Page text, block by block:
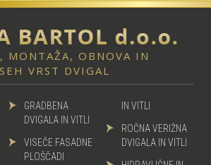
MONTAŽA, OBNOVA IN
VRST DVIGAL
GRADBENA
DVIGALA IN VITLI
VISEČE FASADNE
PLOŠČADI
IN VITLI
ROČNA VERIŽNA
DVIGALA IN VITLI